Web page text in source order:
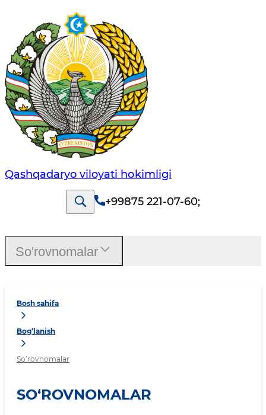
Qashqadaryo viloyati hоkimligi
+99875 221-07-60;
Bosh sahifa
Bog‘lanish
So‘rovnomalar
SO‘ROVNOMALAR
So'rovnomalar